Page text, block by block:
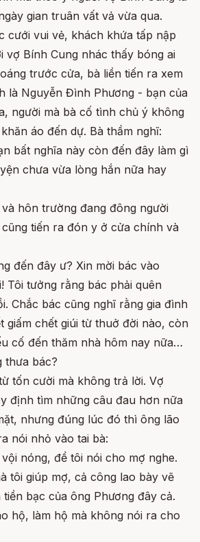
gian truân vất vả vừa qua.
cưới vui vẻ, khách khứa tấp nập
vợ Bính Cung nhác thấy bóng ai
trước cửa, bà liền tiến ra xem
là Nguyễn Đình Phương - bạn của
người mà bà cố tình chủ ý không
áo đến dự. Bà thầm nghĩ:
bất nghĩa này còn đến đây làm gì
chưa vừa lòng hắn nữa hay
hôn trường đang đông người
tiến ra đón y ở cửa chính và
đến đây ư? Xin mời bác vào
Tôi tưởng rằng bác phải quên
Chắc bác cũng nghĩ rằng gia đình
giấm chết giúi từ thuở đời nào, còn
cố đến thăm nhà hôm nay nữa…
thưa bác?
tốn cười mà không trả lời. Vợ
định tìm những câu đau hơn nữa
nhưng đúng lúc đó thì ông lão
nói nhỏ vào tai bà:
nóng, để tôi nói cho mợ nghe.
tôi giúp mợ, cả công lao bày vẽ
bạc của ông Phương đây cả.
hộ, làm hộ mà không nói ra cho